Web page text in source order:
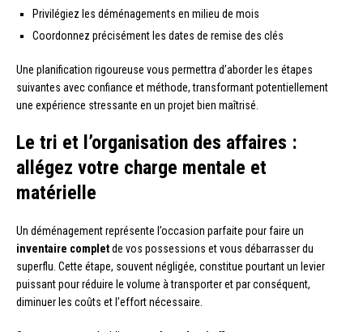
Privilégiez les déménagements en milieu de mois
Coordonnez précisément les dates de remise des clés
Une planification rigoureuse vous permettra d’aborder les étapes
suivantes avec confiance et méthode, transformant potentiellement
une expérience stressante en un projet bien maîtrisé.
Le tri et l’organisation des affaires :
allégez votre charge mentale et
matérielle
Un déménagement représente l’occasion parfaite pour faire un
inventaire completde vos possessions et vous débarrasser du
superflu. Cette étape, souvent négligée, constitue pourtant un levier
puissant pour réduire le volume à transporter et par conséquent,
diminuer les coûts et l’effort nécessaire.